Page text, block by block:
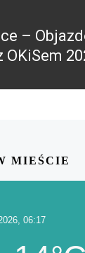
–
OKiSem
MIEŚCIE